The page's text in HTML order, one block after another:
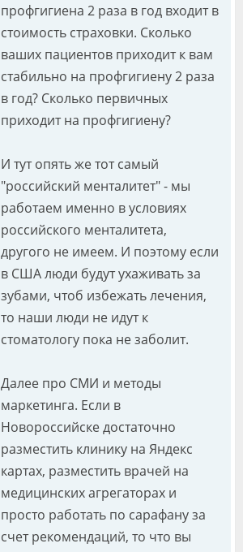
профгигиена 2 раза в год входит в
стоимость страховки. Сколько
ваших пациентов приходит к вам
стабильно на профгигиену 2 раза
в год? Сколько первичных
приходит на профгигиену?
И тут опять же тот самый
"российский менталитет" - мы
работаем именно в условиях
российского менталитета,
другого не имеем. И поэтому если
в США люди будут ухаживать за
зубами, чтоб избежать лечения,
то наши люди не идут к
стоматологу пока не заболит.
Далее про СМИ и методы
маркетинга. Если в
Новороссийске достаточно
разместить клинику на Яндекс
картах, разместить врачей на
медицинских агрегаторах и
просто работать по сарафану за
счет рекомендаций, то что вы